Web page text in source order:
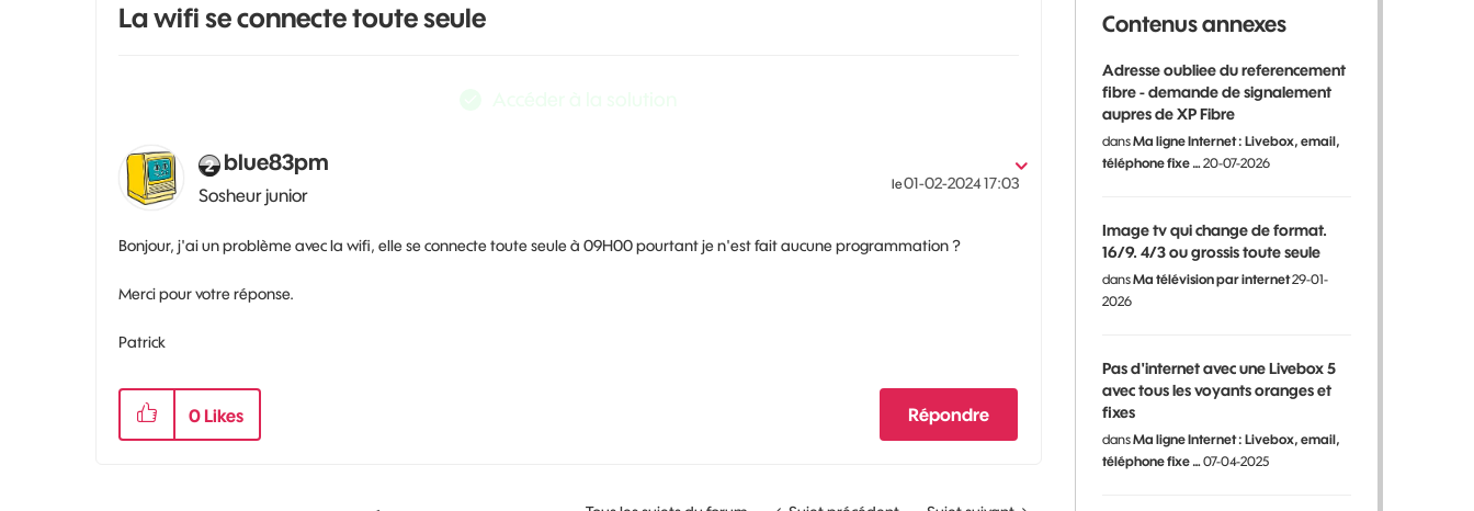
La wifi se connecte toute seule
blue83pm
Sosheur junior
le‎01-02-202417:03
Bonjour, j'ai un problème avec la wifi, elle se connecte toute seule à 09H00 pourtant je n'est fait aucune programmation ?
Merci pour votre réponse.
Patrick
0 Likes Répondre
Contenus annexes
Adresse oubliee du referencement
fibre - demande de signalement
aupres de XP Fibre
dansMa ligne Internet : Livebox, email,
téléphone fixe …20-07-2026
Image tv qui change de format.
16/9. 4/3 ou grossis toute seule
dansMa télévision par internet29-01-
2026
Pas d'internet avec une Livebox 5
avec tous les voyants oranges et
fixes
dansMa ligne Internet : Livebox, email,
téléphone fixe …07-04-2025